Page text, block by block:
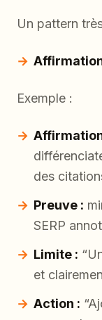
Un pattern
Exemple :
des
Preuve :
SERP
Limite :
et
Action :